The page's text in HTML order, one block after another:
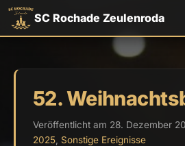
SC Rochade Zeulenroda
52.
Veröffentlicht am 28. Dezember
2025 Sonstige Ereignisse